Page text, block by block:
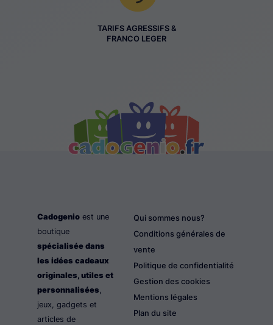
TARIFS AGRESSIFS &
FRANCO LEGER
Cadogenio est une
boutique
spécialisée dans
les idées cadeaux
originales, utiles et
personnalisées,
jeux, gadgets et
articles de
Qui sommes nous?
Conditions générales de
vente
Politique de confidentialité
Gestion des cookies
Mentions légales
Plan du site